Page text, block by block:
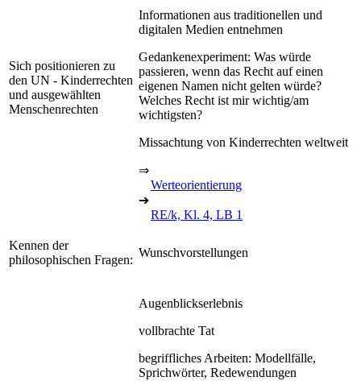
Sich positionieren zu
den UN - Kinderrechten
und ausgewählten
Menschenrechten
Informationen aus traditionellen und
digitalen Medien entnehmen
Gedankenexperiment: Was würde
passieren, wenn das Recht auf einen
eigenen Namen nicht gelten würde?
Welches Recht ist mir wichtig/am
wichtigsten?
Missachtung von Kinderrechten weltweit
⇒
Werteorientierung
➔
RE/k, Kl. 4, LB 1
Kennen der
philosophischen Fragen:
Wunschvorstellungen
Augenblickserlebnis
vollbrachte Tat
begriffliches Arbeiten: Modellfälle,
Sprichwörter, Redewendungen